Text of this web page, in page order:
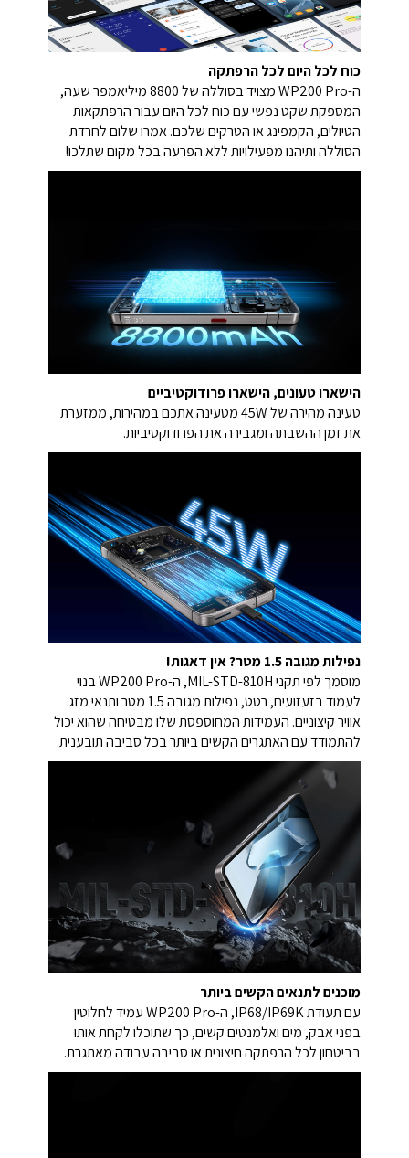
כוח לכל היום לכל הרפתקה
ה-WP200 Pro מצויד בסוללה של 8800 מיליאמפר שעה,
המספקת שקט נפשי עם כוח לכל היום עבור הרפתקאות
הטיולים, הקמפינג או הטרקים שלכם. אמרו שלום לחרדת
הסוללה ותיהנו מפעילויות ללא הפרעה בכל מקום שתלכו!
הישארו טעונים, הישארו פרודוקטיביים
טעינה מהירה של 45W מטעינה אתכם במהירות, ממזערת
את זמן ההשבתה ומגבירה את הפרודוקטיביות.
נפילות מגובה 1.5 מטר? אין דאגות!
מוסמך לפי תקני MIL-STD-810H, ה-WP200 Pro בנוי
לעמוד בזעזועים, רטט, נפילות מגובה 1.5 מטר ותנאי מזג
אוויר קיצוניים. העמידות המחוספסת שלו מבטיחה שהוא יכול
להתמודד עם האתגרים הקשים ביותר בכל סביבה תובענית.
מוכנים לתנאים הקשים ביותר
עם תעודת IP68/IP69K, ה-WP200 Pro עמיד לחלוטין
בפני אבק, מים ואלמנטים קשים, כך שתוכלו לקחת אותו
בביטחון לכל הרפתקה חיצונית או סביבה עבודה מאתגרת.